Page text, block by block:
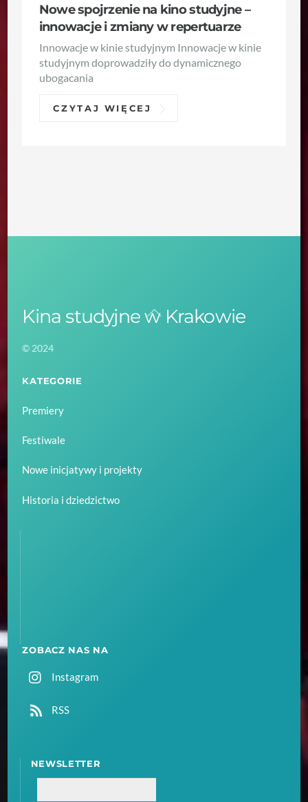
Nowe spojrzenie na kino studyjne –
innowacje i zmiany w repertuarze
Innowacje w kinie studyjnym Innowacje w kinie
studyjnym doprowadziły do dynamicznego
ubogacania
CZYTAJ WIĘCEJ
Back
Kina studyjne w Krakowie
© 2024
KATEGORIE
Premiery
Festiwale
Nowe inicjatywy i projekty
Historia i dziedzictwo
ZOBACZ NAS NA
Instagram
RSS
NEWSLETTER